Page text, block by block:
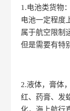
1.电池类货物
电池一定程度
属于航空限制
但是需要有特
2.液体，膏体
红、药膏、发